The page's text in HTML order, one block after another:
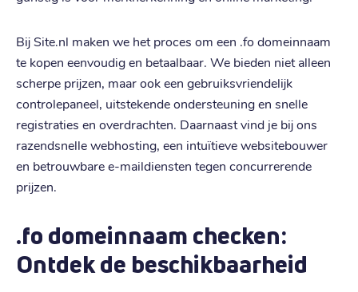
Bij Site.nl maken we het proces om een .fo domeinnaam
te kopen eenvoudig en betaalbaar. We bieden niet alleen
scherpe prijzen, maar ook een gebruiksvriendelijk
controlepaneel, uitstekende ondersteuning en snelle
registraties en overdrachten. Daarnaast vind je bij ons
razendsnelle webhosting, een intuïtieve websitebouwer
en betrouwbare e-maildiensten tegen concurrerende
prijzen.
.fo domeinnaam checken:
Ontdek de beschikbaarheid